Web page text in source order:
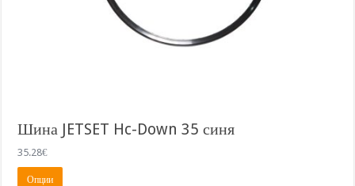
Шина JETSET Hc-Down 35 синя
35.28€
Опции
This